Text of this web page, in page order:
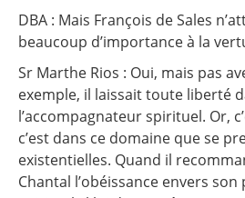
DBA : Mais François de Sales
beaucoup d’importance à la
Sr Marthe Rios : Oui, mais pas
exemple, il laissait toute liberté
l’accompagnateur spirituel. Or,
c’est dans ce domaine que se
existentielles. Quand il
Chantal l’obéissance envers